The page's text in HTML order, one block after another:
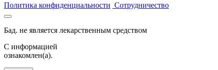
Политика конфиденциальности Сотрудничество
Бад. не является лекарственным средством
C информацией
ознакомлен(а).